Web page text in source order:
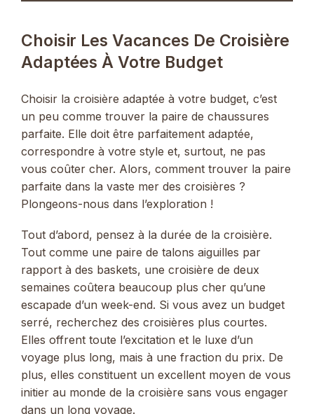
Choisir Les Vacances De Croisière
Adaptées À Votre Budget
Choisir la croisière adaptée à votre budget, c’est
un peu comme trouver la paire de chaussures
parfaite. Elle doit être parfaitement adaptée,
correspondre à votre style et, surtout, ne pas
vous coûter cher. Alors, comment trouver la paire
parfaite dans la vaste mer des croisières ?
Plongeons-nous dans l’exploration !
Tout d’abord, pensez à la durée de la croisière.
Tout comme une paire de talons aiguilles par
rapport à des baskets, une croisière de deux
semaines coûtera beaucoup plus cher qu’une
escapade d’un week-end. Si vous avez un budget
serré, recherchez des croisières plus courtes.
Elles offrent toute l’excitation et le luxe d’un
voyage plus long, mais à une fraction du prix. De
plus, elles constituent un excellent moyen de vous
initier au monde de la croisière sans vous engager
dans un long voyage.